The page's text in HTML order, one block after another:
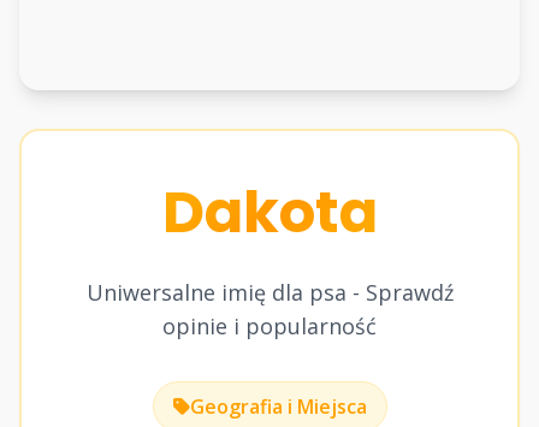
Dakota
Uniwersalne imię dla psa - Sprawdź
opinie i popularność
Geografia i Miejsca